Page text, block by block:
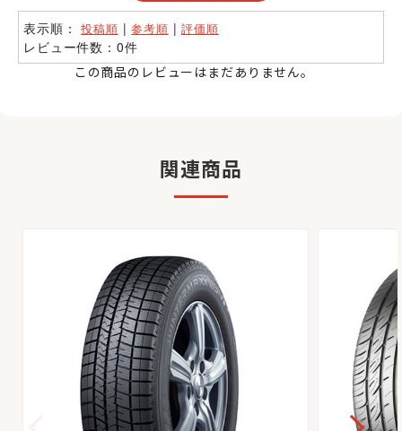
表示順：投稿順 |参考順 |評価順
レビュー件数：0件
この商品のレビューはまだありません。
関連商品